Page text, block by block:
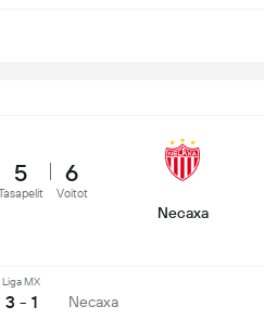
5 6
Voitot
Necaxa
Liga MX
3 - 1 Necaxa